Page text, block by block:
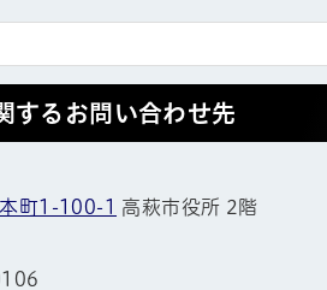
するお問い合わせ先
町1-100-1
高萩市役所 2階